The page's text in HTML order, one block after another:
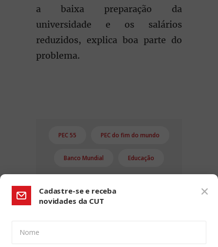
a baixa preparação da
universidade e os salários
reduzidos, explica boa parte do
problema.
PEC 55 PEC do fim do mundo
Banco Mundial Educação
Cadastre-se e receba
novidades da CUT
Nome